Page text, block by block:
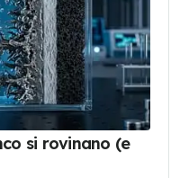
si rovinano (e